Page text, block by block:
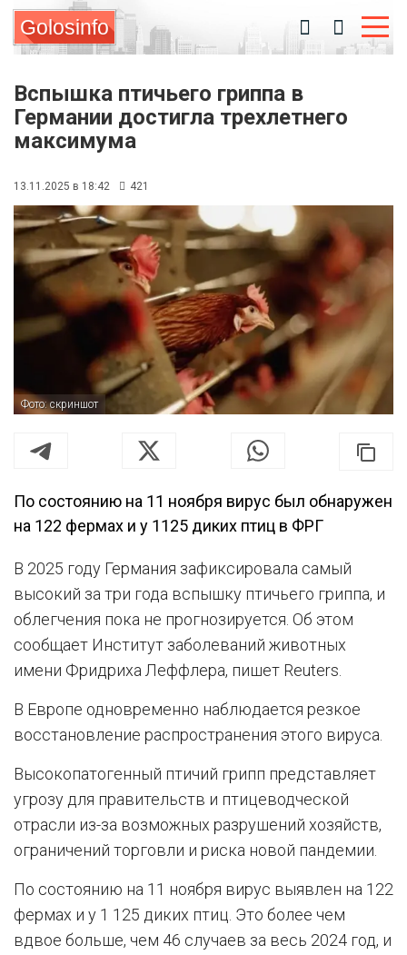
Golosinfo
Вспышка птичьего гриппа в
Германии достигла трехлетнего
максимума
13.11.2025 в 18:42 421
Фото: скриншот
По состоянию на 11 ноября вирус был обнаружен
на 122 фермах и у 1125 диких птиц в ФРГ
В 2025 году Германия зафиксировала самый
высокий за три года вспышку птичьего гриппа, и
облегчения пока не прогнозируется. Об этом
сообщает Институт заболеваний животных
имени Фридриха Леффлера, пишет Reuters.
В Европе одновременно наблюдается резкое
восстановление распространения этого вируса.
Высокопатогенный птичий грипп представляет
угрозу для правительств и птицеводческой
отрасли из-за возможных разрушений хозяйств,
ограничений торговли и риска новой пандемии.
По состоянию на 11 ноября вирус выявлен на 122
фермах и у 1 125 диких птиц. Это более чем
вдвое больше, чем 46 случаев за весь 2024 год, и